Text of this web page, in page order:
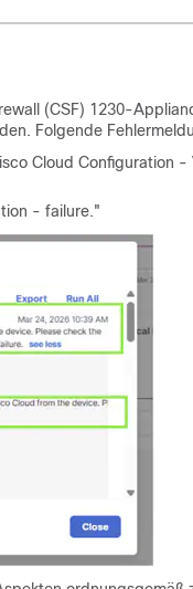
(CSF) 1230-
Folgende
Cloud Configuration
- failure."